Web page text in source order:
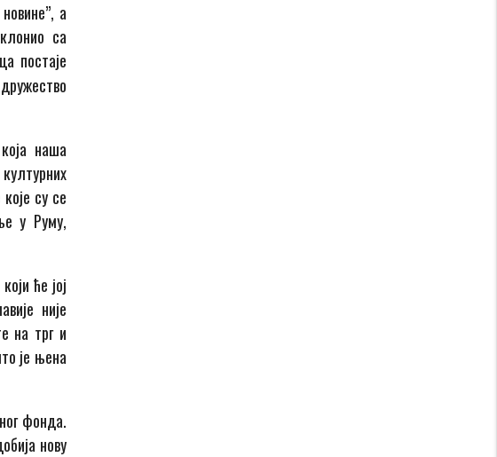
а
са
постаје
наша
су се
у Руму,
ће јој
није
на трг и
је њена
фонда.
нову